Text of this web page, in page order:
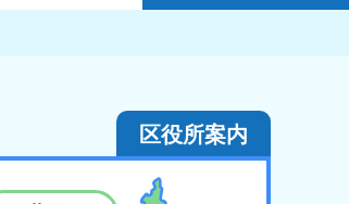
区役所案内